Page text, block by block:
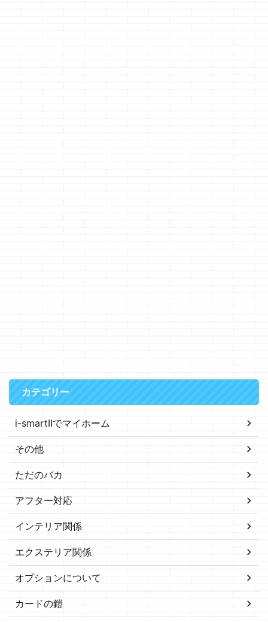
カテゴリー
i-smartⅡでマイホーム
その他
ただのバカ
アフター対応
インテリア関係
エクステリア関係
オプションについて
カードの鎧